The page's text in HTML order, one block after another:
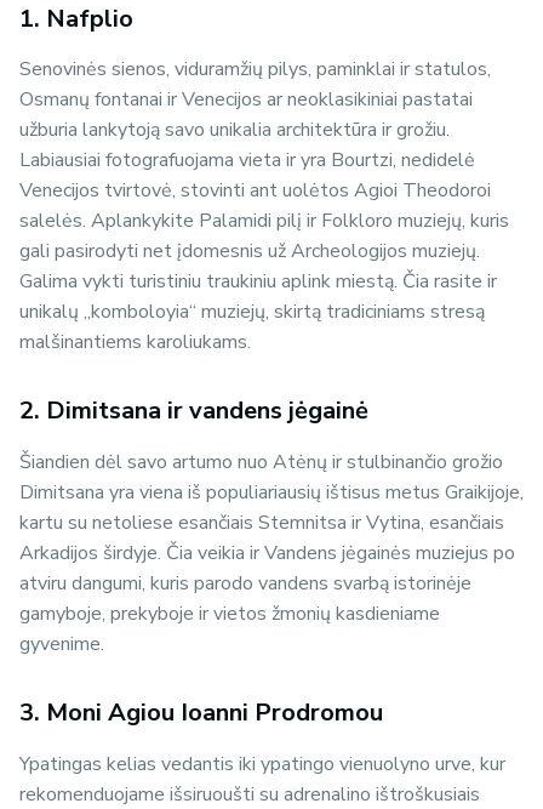
1. Nafplio
Senovinės sienos, viduramžių pilys, paminklai ir statulos,
Osmanų fontanai ir Venecijos ar neoklasikiniai pastatai
užburia lankytoją savo unikalia architektūra ir grožiu.
Labiausiai fotografuojama vieta ir yra Bourtzi, nedidelė
Venecijos tvirtovė, stovinti ant uolėtos Agioi Theodoroi
salelės. Aplankykite Palamidi pilį ir Folkloro muziejų, kuris
gali pasirodyti net įdomesnis už Archeologijos muziejų.
Galima vykti turistiniu traukiniu aplink miestą. Čia rasite ir
unikalų „komboloyia“ muziejų, skirtą tradiciniams stresą
malšinantiems karoliukams.
2. Dimitsana ir vandens jėgainė
Šiandien dėl savo artumo nuo Atėnų ir stulbinančio grožio
Dimitsana yra viena iš populiariausių ištisus metus Graikijoje,
kartu su netoliese esančiais Stemnitsa ir Vytina, esančiais
Arkadijos širdyje. Čia veikia ir Vandens jėgainės muziejus po
atviru dangumi, kuris parodo vandens svarbą istorinėje
gamyboje, prekyboje ir vietos žmonių kasdieniame
gyvenime.
3. Moni Agiou Ioanni Prodromou
Ypatingas kelias vedantis iki ypatingo vienuolyno urve, kur
rekomenduojame išsiruoušti su adrenalino ištroškusiais